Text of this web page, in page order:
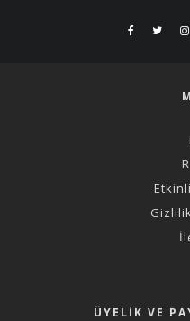
ÜYELIK VE